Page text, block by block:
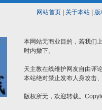
网站首页| 关于本站| 版
本网站无商业目的，若我们
时内撤下。
天主教在线维护网友自由评
本站绝对禁止发布人身攻击
版权所无，欢迎转载。